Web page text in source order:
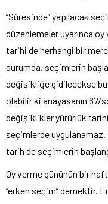
“Süresinde” yapılacak
düzenlemeler uyarınca
tarihi de herhangi bir
durumda, seçimlerin
değişikliğe gidilecekse
olabilir ki anayasanın 67/
değişiklikler yürürlük
seçimlerde uygulanamaz.
tarih de seçimlerin
Oy verme gününün bir
“erken seçim” demektir.